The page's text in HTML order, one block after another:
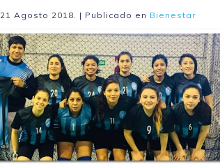
21 Agosto 2018 . | Publicado en Bienestar